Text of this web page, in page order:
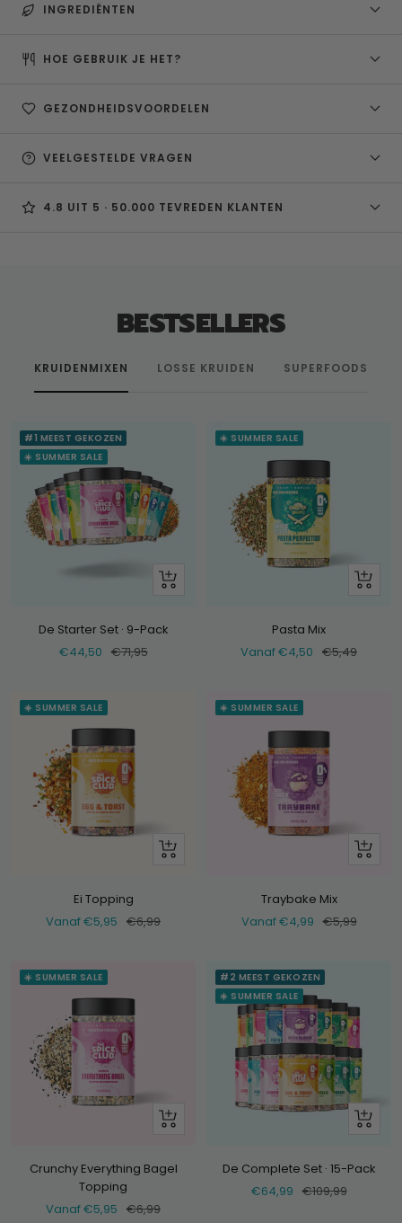
INGREDIËNTEN
HOE GEBRUIK JE HET?
GEZONDHEIDSVOORDELEN
VEELGESTELDE VRAGEN
4.8 UIT 5 · 50.000 TEVREDEN KLANTEN
BESTSELLERS
KRUIDENMIXEN LOSSE KRUIDEN SUPERFOODS
#1 MEEST GEKOZEN
☀️ SUMMER SALE
+
De Starter Set · 9-Pack
Verkoopprijs
€44,50 Normale
€71,95
☀️ SUMMER SALE
Bekijk
Pasta Mix
Verkoopprijs
Vanaf €4,50 Normale
€5,49
☀️ SUMMER SALE
Bekijk
Ei Topping
Verkoopprijs
Vanaf €5,95 Normale
€6,99
☀️ SUMMER SALE
Bekijk
Traybake Mix
Verkoopprijs
Vanaf €4,99 Normale
€5,99
☀️ SUMMER SALE
Bekijk
Crunchy Everything Bagel
Topping
Verkoopprijs
Vanaf €5,95 Normale
€6,99
#2 MEEST GEKOZEN
☀️ SUMMER SALE
+
De Complete Set · 15-Pack
Verkoopprijs
€64,99 Normale
€109,99